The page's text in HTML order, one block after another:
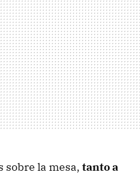
sobre la mesa, tanto a